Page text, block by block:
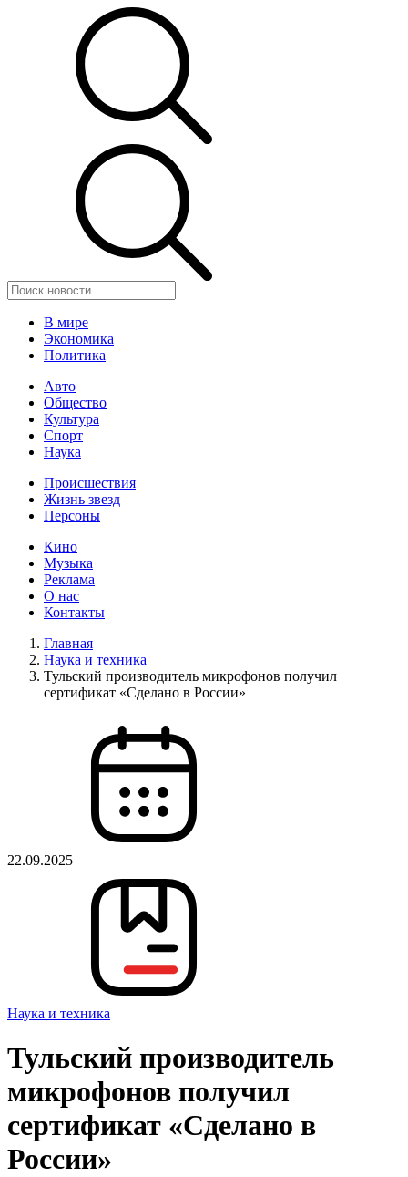
В мире
Экономика
Политика
Авто
Общество
Культура
Спорт
Наука
Происшествия
Жизнь звезд
Персоны
Кино
Музыка
Реклама
О нас
Контакты
Главная
Наука и техника
Тульский производитель микрофонов получил
сертификат «Сделано в России»
22.09.2025
Наука и техника
Тульский производитель
микрофонов получил
сертификат «Сделано в
России»